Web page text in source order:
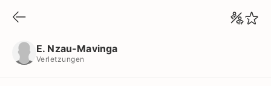
E. Nzau-Mavinga
Verletzungen